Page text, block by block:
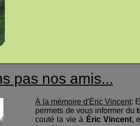
pas nos amis...
À la mémoire d'Éric Vincent:
permets de vous informer du
couté la vie à Éric Vincent,